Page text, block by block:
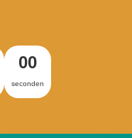
00
seconden